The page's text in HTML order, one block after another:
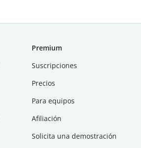
Premium
Suscripciones
Precios
Para equipos
Afiliación
Solicita una demostración